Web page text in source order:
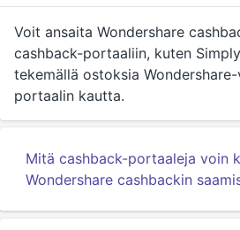
Voit ansaita Wondershare
cashback-portaaliin, kuten
tekemällä ostoksia
portaalin kautta.
Mitä cashback-portaaleja voin
Wondershare cashbackin